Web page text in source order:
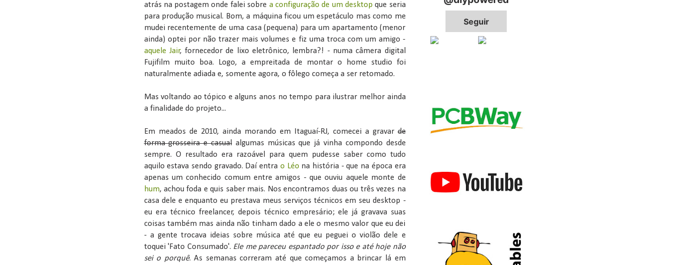
atrás na postagem onde falei sobre a configuração de um desktop que seria
para produção musical. Bom, a máquina ficou um espetáculo mas como me
mudei recentemente de uma casa (pequena) para um apartamento (menor
ainda) optei por não trazer mais volumes e fiz uma troca com um amigo -
aquele Jair, fornecedor de lixo eletrônico, lembra?! - numa câmera digital
Fujifilm muito boa. Logo, a empreitada de montar o home studio foi
naturalmente adiada e, somente agora, o fôlego começa a ser retomado.
Mas voltando ao tópico e alguns anos no tempo para ilustrar melhor ainda
a finalidade do projeto...
Em meados de 2010, ainda morando em Itaguaí-RJ, comecei a gravarde
forma grosseira e casualalgumas músicas que já vinha compondo desde
sempre. O resultado era razoável para quem pudesse saber como tudo
aquilo estava sendo gravado. Daí entra o Léo na história - que na época era
apenas um conhecido comum entre amigos - que ouviu aquele monte de
hum, achou foda e quis saber mais. Nos encontramos duas ou três vezes na
casa dele e enquanto eu prestava meus serviços técnicos em seu desktop -
eu era técnico freelancer, depois técnico empresário; ele já gravava suas
coisas também mas ainda não tinham dado a ele o mesmo valor que eu dei
- a gente trocava ideias sobre música até que eu peguei o violão dele e
toquei 'Fato Consumado'. Ele me pareceu espantado por isso e até hoje não
sei o porquê. As semanas correram até que começamos a brincar lá em